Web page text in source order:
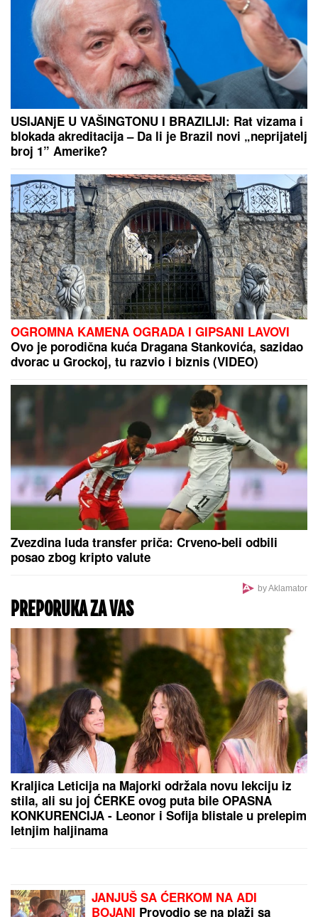
USIJANjE U VAŠINGTONU I BRAZILIJI: Rat vizama i
blokada akreditacija – Da li je Brazil novi „neprijatelj
broj 1” Amerike?
OGROMNA KAMENA OGRADA I GIPSANI LAVOVI
Ovo je porodična kuća Dragana Stankovića, sazidao
dvorac u Grockoj, tu razvio i biznis (VIDEO)
Zvezdina luda transfer priča: Crveno-beli odbili
posao zbog kripto valute
by Aklamator
PREPORUKA ZA VAS
Kraljica Leticija na Majorki održala novu lekciju iz
stila, ali su joj ĆERKE ovog puta bile OPASNA
KONKURENCIJA - Leonor i Sofija blistale u prelepim
letnjim haljinama
JANJUŠ SA ĆERKOM NA ADI
BOJANI Provodio se na plaži sa